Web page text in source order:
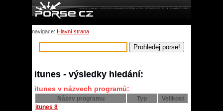
navigace: Hlavní strana
itunes - výsledky hledání:
itunes v názvech programů:
Název programu Typ
Velikost
itunes 8